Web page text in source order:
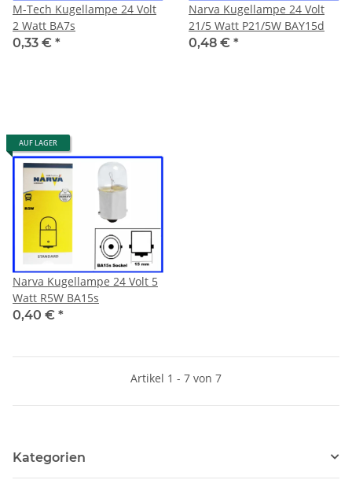
M-Tech Kugellampe 24 Volt
2 Watt BA7s
0,33 € *
Narva Kugellampe 24 Volt
21/5 Watt P21/5W BAY15d
0,48 € *
AUF LAGER
Narva Kugellampe 24 Volt 5
Watt R5W BA15s
0,40 € *
Artikel 1 - 7 von 7
Kategorien